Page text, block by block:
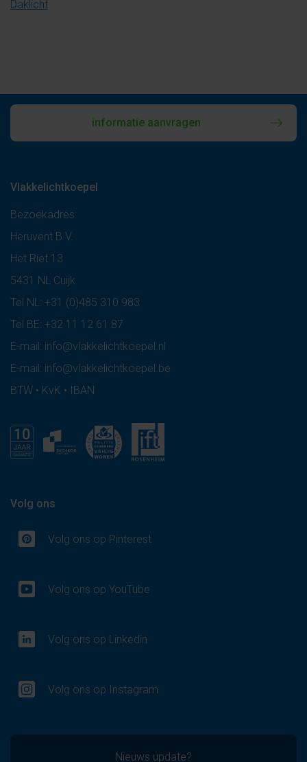
Daklicht
informatie aanvragen
Vlakkelichtkoepel
Bezoekadres:
Heruvent B.V.
Het Riet 13
5431 NL Cuijk
Tel NL: +31 (0)485 310 983
Tel BE: +32 11 12 61 87
E-mail: info@vlakkelichtkoepel.nl
E-mail: info@vlakkelichtkoepel.be
BTW • KvK • IBAN
Volg ons
Volg ons op Pinterest
Volg ons op YouTube
Volg ons op Linkedin
Volg ons op Instagram
Nieuws update?